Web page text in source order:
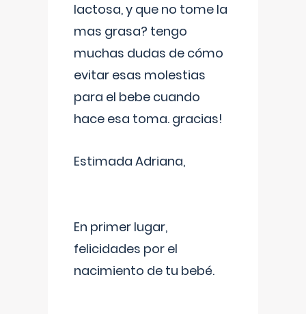
lactosa, y que no tome la
mas grasa? tengo
muchas dudas de cómo
evitar esas molestias
para el bebe cuando
hace esa toma. gracias!
Estimada Adriana,
En primer lugar,
felicidades por el
nacimiento de tu bebé.